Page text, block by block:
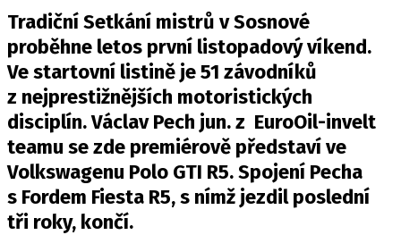
TESTY ELEKTROMOBILŮ
TRH S ELEKTROMOBILY
RALLY
OSTATNÍ
TISKOVKY
ROZHOVORY
DAKAR
Tradiční Setkání mistrů v Sosnové
proběhne letos první listopadový víkend.
Ve startovní listině je 51 závodníků
z nejprestižnějších motoristických
disciplín. Václav Pech jun. z EuroOil-invelt
teamu se zde premiérově představí ve
Volkswagenu Polo GTI R5. Spojení Pecha
s Fordem Fiesta R5, s nímž jezdil poslední
tři roky, končí.